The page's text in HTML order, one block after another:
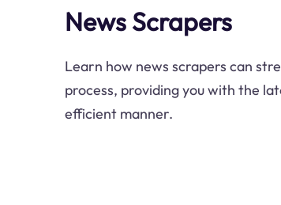
News Scrapers
Learn how news scrapers can
process, providing you with the
efficient manner.